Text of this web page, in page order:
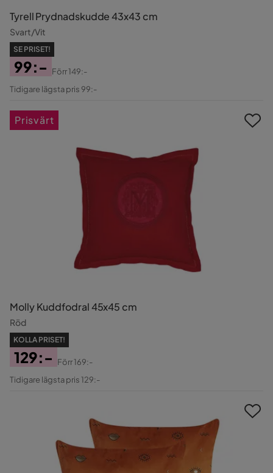
Tyrell Prydnadskudde 43x43 cm
Svart/Vit
SE PRISET!
Pris
99:-
Original
Förr149:-
Tidigare lägsta pris 99:-
Molly Kuddfodral 45x45 cm
Röd
KOLLA PRISET!
Pris
129:-
Original
Förr169:-
Tidigare lägsta pris 129:-
Prisvärt